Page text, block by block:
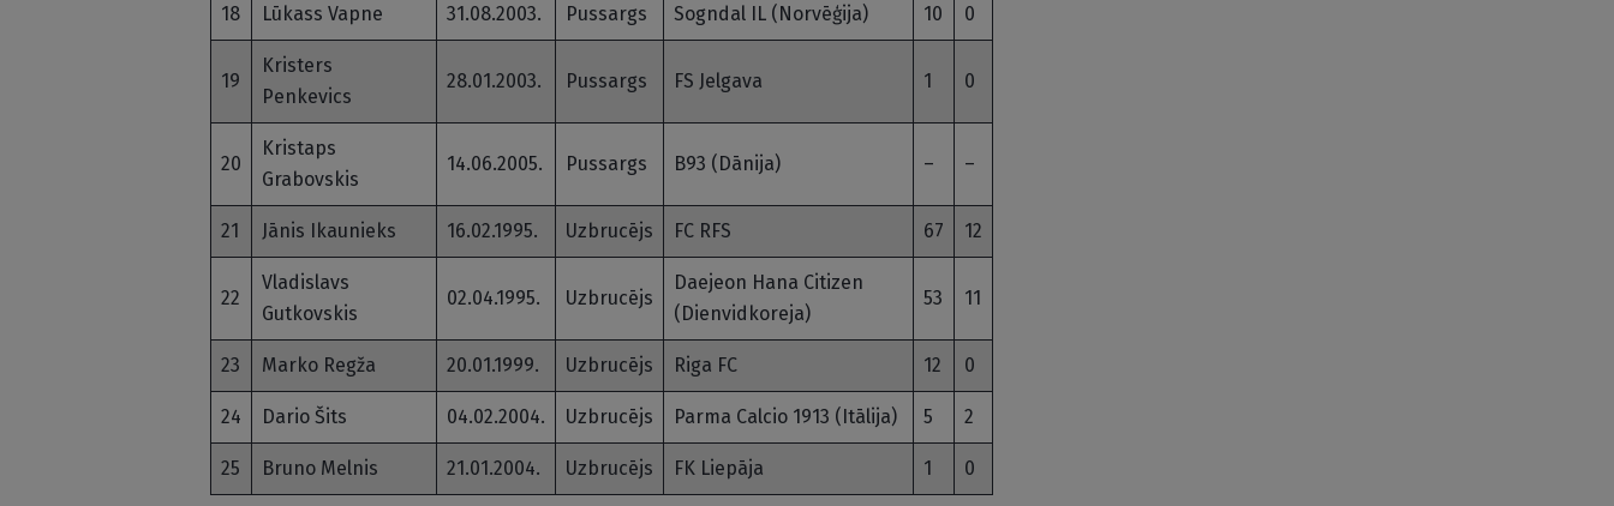
18 Lūkass Vapne 31.08.2003. Pussargs Sogndal IL (Norvēģija) 10 0
19
Kristers
Penkevics
28.01.2003. Pussargs FS Jelgava 1 0
20
Kristaps
Grabovskis
14.06.2005. Pussargs B93 (Dānija) – –
21 Jānis Ikaunieks 16.02.1995. Uzbrucējs FC RFS 67 12
22
Vladislavs
Gutkovskis
02.04.1995. Uzbrucējs
Daejeon Hana Citizen
(Dienvidkoreja)
53 11
23 Marko Regža 20.01.1999. Uzbrucējs Riga FC 12 0
24 Dario Šits 04.02.2004. Uzbrucējs Parma Calcio 1913 (Itālija) 5 2
25 Bruno Melnis 21.01.2004. Uzbrucējs FK Liepāja 1 0